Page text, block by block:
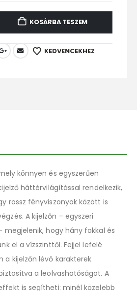
KOSÁRBA TESZEM
KEDVENCEKHEZ
könnyen és egyszerűen
háttérvilágítással rendelkezik,
rossz fényviszonyok között is
A kijelzőn – egyszeri
megjelenik, hogy hány fokkal és
el a vízszinttől. Fejjel lefelé
a kijelzőn lévő karakterek
a leolvashatóságot. A
is segítheti: minél közelebb